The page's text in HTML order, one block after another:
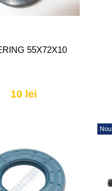
55X72X10
10 lei
Nou